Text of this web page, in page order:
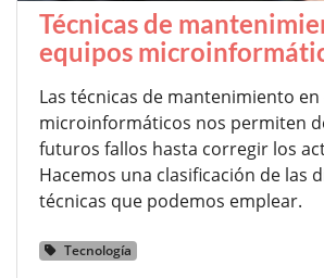
Técnicas de
equipos
Las técnicas de mantenimiento
microinformáticos nos permiten
futuros fallos hasta corregir los
Hacemos una clasificación de las
técnicas que podemos emplear.
Tecnología